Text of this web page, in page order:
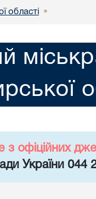
області •
з офіційних
України 044